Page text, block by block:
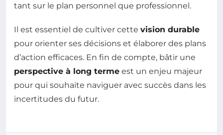
tant sur le plan personnel que professionnel.
Il est essentiel de cultiver cette vision durable
pour orienter ses décisions et élaborer des plans
d’action efficaces. En fin de compte, bâtir une
perspective à long terme est un enjeu majeur
pour qui souhaite naviguer avec succès dans les
incertitudes du futur.